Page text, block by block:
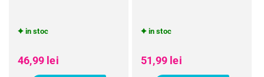
in stoc
Preț redus
46,99 lei
in stoc
Preț redus
51,99 lei